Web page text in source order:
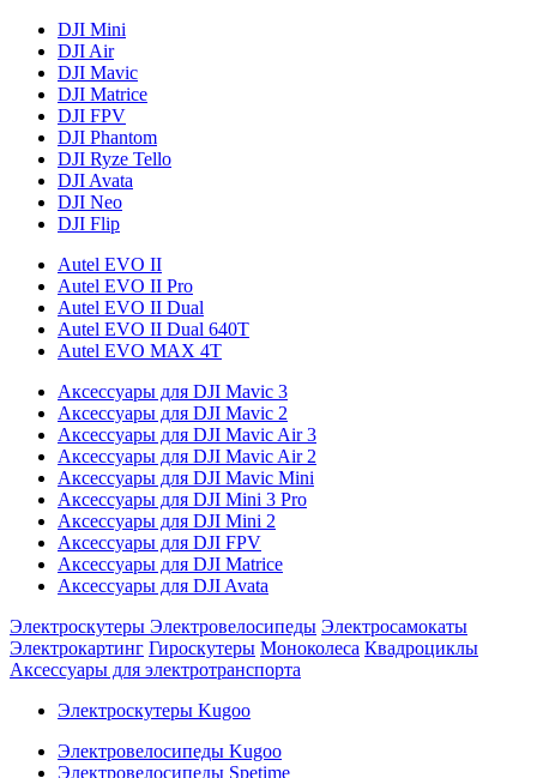
DJI Mini
DJI Air
DJI Mavic
DJI Matrice
DJI FPV
DJI Phantom
DJI Ryze Tello
DJI Avata
DJI Neo
DJI Flip
Autel EVO II
Autel EVO II Pro
Autel EVO II Dual
Autel EVO II Dual 640T
Autel EVO MAX 4T
Аксессуары для DJI Mavic 3
Аксессуары для DJI Mavic 2
Аксессуары для DJI Mavic Air 3
Аксессуары для DJI Mavic Air 2
Аксессуары для DJI Mavic Mini
Аксессуары для DJI Mini 3 Pro
Аксессуары для DJI Mini 2
Аксессуары для DJI FPV
Аксессуары для DJI Matrice
Аксессуары для DJI Avata
Электроскутеры Электровелосипеды Электросамокаты
Электрокартинг Гироскутеры Моноколеса Квадроциклы
Аксессуары для электротранспорта
Электроскутеры Kugoo
Электровелосипеды Kugoo
Электровелосипеды Spetime